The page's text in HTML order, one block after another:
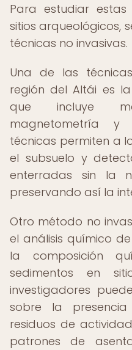
Para estudiar
sitios arqueológicos,
técnicas no invasivas.
Una de las
región del Altái es
que incluye
magnetometría
técnicas permiten a
el subsuelo y
enterradas sin la
preservando así la
Otro método no
el análisis químico
la composición
sedimentos en
investigadores
sobre la
residuos de
patrones de